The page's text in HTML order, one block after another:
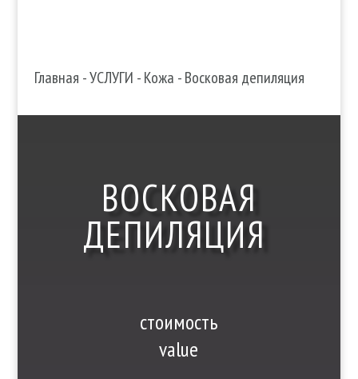
Главная -УСЛУГИ -Кожа -Восковая депиляция
ВОСКОВАЯ
ДЕПИЛЯЦИЯ
стоимость
value